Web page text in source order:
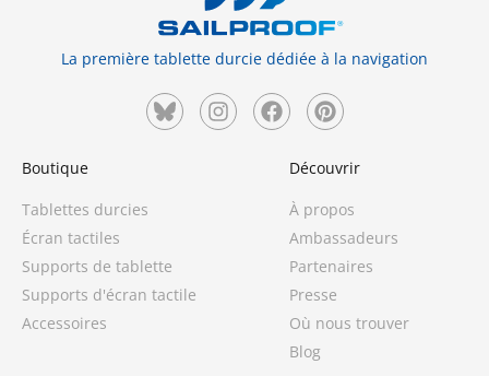
16 avis
La première tablette durcie dédiée à la navigation
Boutique
Tablettes durcies
Écran tactiles
Supports de tablette
Supports d'écran tactile
Accessoires
Découvrir
À propos
Ambassadeurs
Partenaires
Presse
Où nous trouver
Blog